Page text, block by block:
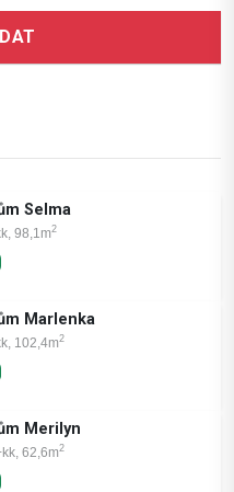
Selma
98,1m2
Marlenka
102,4m2
Merilyn
62,6m2